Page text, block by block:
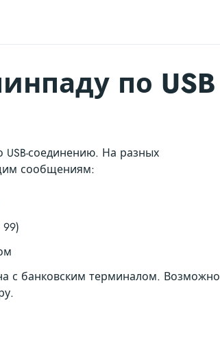
по USB
соединению. На разных
сообщениям:
с банковским терминалом. Возможно